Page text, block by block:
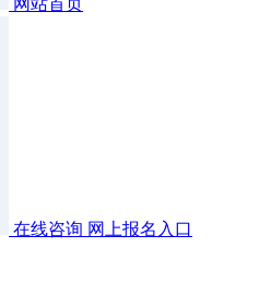
网站首页
在线咨询 网上报名入口